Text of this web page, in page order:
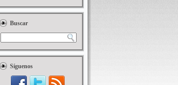
Buscar
Síguenos